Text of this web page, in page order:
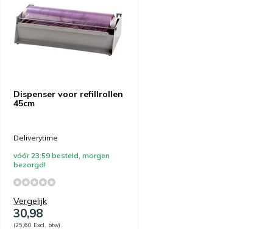
Dispenser voor refillrollen
45cm
Deliverytime
vóór 23:59 besteld, morgen
bezorgd!
Vergelijk
30,98
(25,60 Excl. btw)